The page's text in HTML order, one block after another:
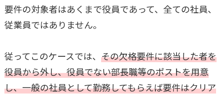
要件の対象者はあくまで役員であって、全ての社員、
従業員ではありません。
従ってこのケースでは、 その欠格要件に該当した者を
役員から外し、役員でない部長職等のポストを用意
し、一般の社員として勤務してもらえば要件はクリア